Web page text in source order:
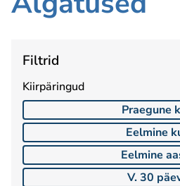
Filtrid
Kiirpäringud
Praegune
Eelmine
Eelmine
V. 30